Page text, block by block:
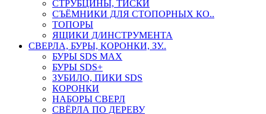
СТРУБЦИНЫ, ТИСКИ
СЪЁМНИКИ ДЛЯ СТОПОРНЫХ КО..
ТОПОРЫ
ЯЩИКИ Д/ИНСТРУМЕНТА
СВЕРЛА, БУРЫ, КОРОНКИ, ЗУ..
БУРЫ SDS MAX
БУРЫ SDS+
ЗУБИЛО, ПИКИ SDS
КОРОНКИ
НАБОРЫ СВЕРЛ
СВЁРЛА ПО ДЕРЕВУ